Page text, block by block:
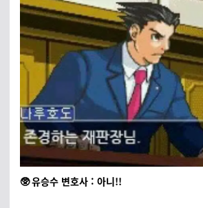
🥸 유승수 변호사 : 아니!!